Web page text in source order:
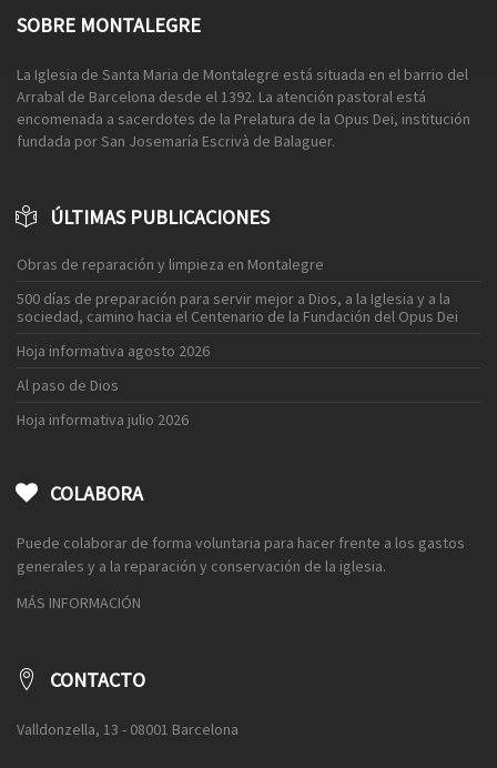
SOBRE MONTALEGRE
La Iglesia de Santa Maria de Montalegre está situada en el barrio del
Arrabal de Barcelona desde el 1392. La atención pastoral está
encomenada a sacerdotes de la Prelatura de la Opus Dei, institución
fundada por San Josemaría Escrivà de Balaguer.
ÚLTIMAS PUBLICACIONES
Obras de reparación y limpieza en Montalegre
500 días de preparación para servir mejor a Dios, a la Iglesia y a la
sociedad, camino hacia el Centenario de la Fundación del Opus Dei
Hoja informativa agosto 2026
Al paso de Dios
Hoja informativa julio 2026
COLABORA
Puede colaborar de forma voluntaria para hacer frente a los gastos
generales y a la reparación y conservación de la iglesia.
MÁS INFORMACIÓN
CONTACTO
Valldonzella, 13 - 08001 Barcelona